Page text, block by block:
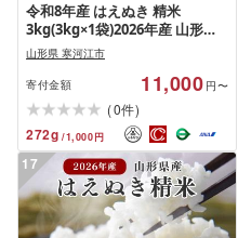
令和8年産 はえぬき 精米
3kg(3kg×1袋)2026年産 山形県
産 [2026年9月下旬頃から順次発
送予定]
山形県 寒河江市
寄付金額 11,000 円〜
(0件)
272g /1,000円
17